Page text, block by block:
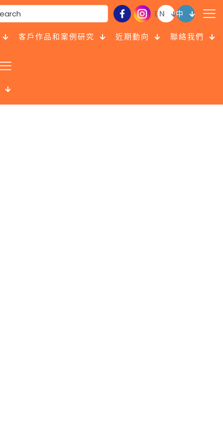
EN 中
客戶作品和案例研究 近期動向 聯絡我們